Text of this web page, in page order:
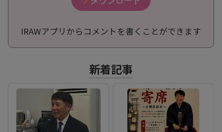
IRAWアプリからコメントを書くことができます
新着記事